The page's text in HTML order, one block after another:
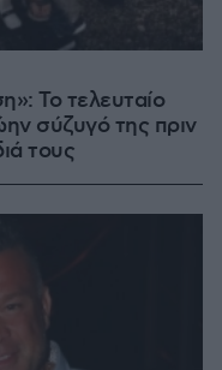
Το τελευταίο
σύζυγό της πριν
τους